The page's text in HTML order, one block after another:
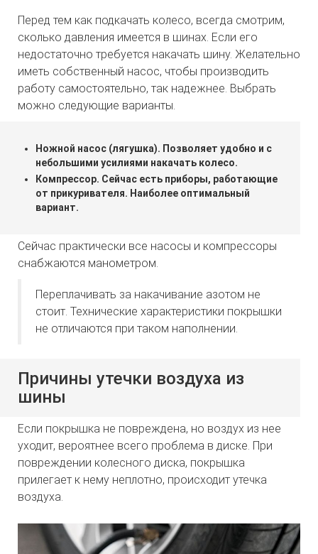
Перед тем как подкачать колесо, всегда смотрим,
сколько давления имеется в шинах. Если его
недостаточно требуется накачать шину. Желательно
иметь собственный насос, чтобы производить
работу самостоятельно, так надежнее. Выбрать
можно следующие варианты.
Ножной насос (лягушка). Позволяет удобно и с
небольшими усилиями накачать колесо.
Компрессор. Сейчас есть приборы, работающие
от прикуривателя. Наиболее оптимальный
вариант.
Сейчас практически все насосы и компрессоры
снабжаются манометром.
Переплачивать за накачивание азотом не
стоит. Технические характеристики покрышки
не отличаются при таком наполнении.
Причины утечки воздуха из
шины
Если покрышка не повреждена, но воздух из нее
уходит, вероятнее всего проблема в диске. При
повреждении колесного диска, покрышка
прилегает к нему неплотно, происходит утечка
воздуха.